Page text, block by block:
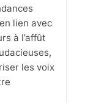
lien avec
à l’affût
les voix